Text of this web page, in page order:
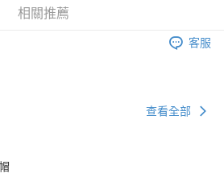
相關推薦
客服
查看全部